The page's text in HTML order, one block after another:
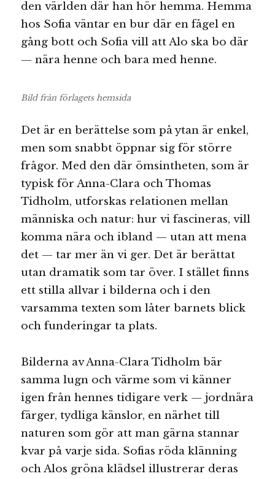
den världen där han hör hemma. Hemma
hos Sofia väntar en bur där en fågel en
gång bott och Sofia vill att Alo ska bo där
— nära henne och bara med henne.
Bild från förlagets hemsida
Det är en berättelse som på ytan är enkel,
men som snabbt öppnar sig för större
frågor. Med den där ömsintheten, som är
typisk för Anna-Clara och Thomas
Tidholm, utforskas relationen mellan
människa och natur: hur vi fascineras, vill
komma nära och ibland — utan att mena
det — tar mer än vi ger. Det är berättat
utan dramatik som tar över. I stället finns
ett stilla allvar i bilderna och i den
varsamma texten som låter barnets blick
och funderingar ta plats.
Bilderna av Anna-Clara Tidholm bär
samma lugn och värme som vi känner
igen från hennes tidigare verk — jordnära
färger, tydliga känslor, en närhet till
naturen som gör att man gärna stannar
kvar på varje sida. Sofias röda klänning
och Alos gröna klädsel illustrerar deras